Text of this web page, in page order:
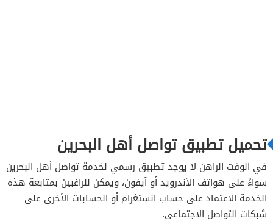
تحميل تطبيق تواصل أهل البحرين
في الوقت الراهن لا يوجد تطبيق رسمي لخدمة تواصل أهل البحرين
سواءً على هواتف الأندرويد أو آيفون، ويمكن للراغبين بمتابعة هذه
الخدمة الاعتماد على حساب انستغرام أو الحسابات الأخرى على
شبكات التواصل الاجتماعي.